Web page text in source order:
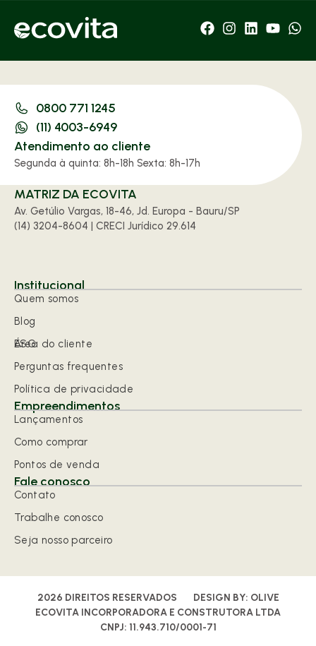
0800 771 1245
(11) 4003-6949
Atendimento ao cliente
Segunda à quinta: 8h-18h Sexta: 8h-17h
MATRIZ DA ECOVITA
Av. Getúlio Vargas, 18-46, Jd. Europa - Bauru/SP
(14) 3204-8604 | CRECI Jurídico 29.614
Institucional
Quem somos
Blog
ESG
Área do cliente
Perguntas frequentes
Política de privacidade
Empreendimentos
Lançamentos
Como comprar
Pontos de venda
Fale conosco
Contato
Trabalhe conosco
Seja nosso parceiro
2026 DIREITOS RESERVADOS DESIGN BY: OLIVE
ECOVITA INCORPORADORA E CONSTRUTORA LTDA
CNPJ: 11.943.710/0001-71